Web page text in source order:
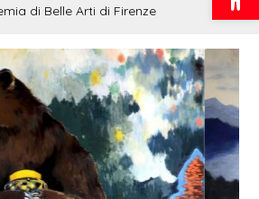
di Belle Arti di Firenze